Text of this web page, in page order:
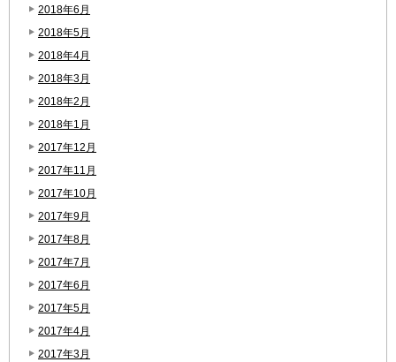
2018年6月
2018年5月
2018年4月
2018年3月
2018年2月
2018年1月
2017年12月
2017年11月
2017年10月
2017年9月
2017年8月
2017年7月
2017年6月
2017年5月
2017年4月
2017年3月